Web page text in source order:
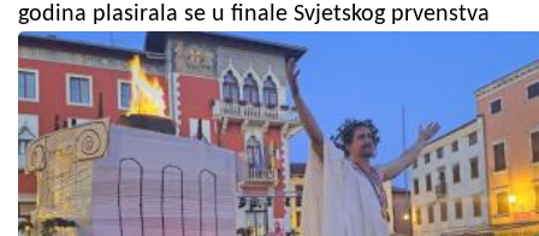
godina plasirala se u finale Svjetskog prvenstva